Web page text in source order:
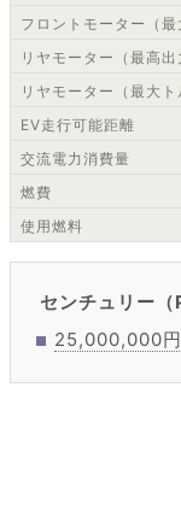
フロントモーター（最
リヤモーター（最高出
リヤモーター（最大ト
EV走行可能距離
交流電力消費量
燃費
使用燃料
センチュリー
25,000,000